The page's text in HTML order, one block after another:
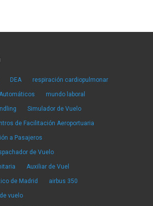
DEA respiración cardiopulmonar
mundo laboral
Simulador de Vuelo
de Facilitación Aeroportuaria
a Pasajeros
de Vuelo
Auxiliar de Vuel
de Madrid airbus 350
vuelo